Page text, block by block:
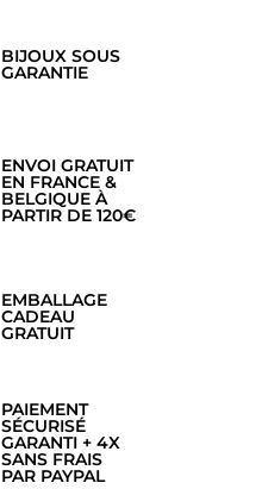
BIJOUX SOUS
GARANTIE
ENVOI GRATUIT
EN FRANCE &
BELGIQUE À
PARTIR DE 120€
EMBALLAGE
CADEAU
GRATUIT
PAIEMENT
SÉCURISÉ
GARANTI + 4X
SANS FRAIS
PAR PAYPAL